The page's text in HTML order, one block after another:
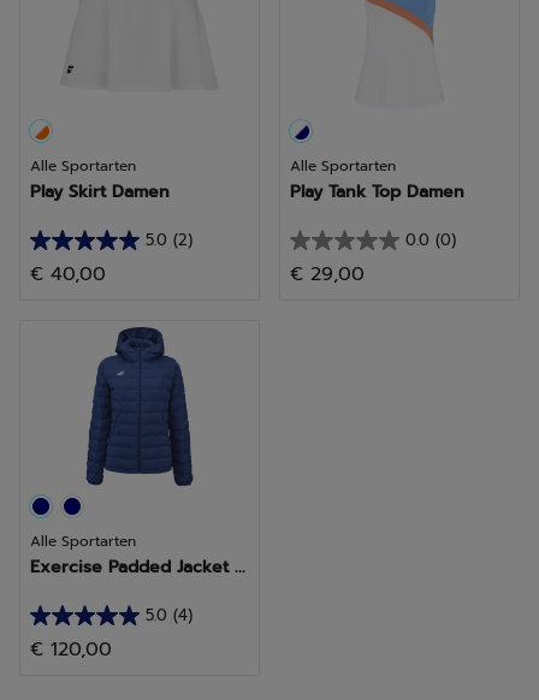
Bewertungen
Alle Sportarten
Play Skirt Damen
5.0 (2)
5.0
von
Bewertungen
€ 40,00
Alle Sportarten
Play Tank Top Damen
0.0 (0)
0.0
von
€ 29,00
Alle Sportarten
Exercise Padded Jacket ...
5.0 (4)
5.0
von
€ 120,00